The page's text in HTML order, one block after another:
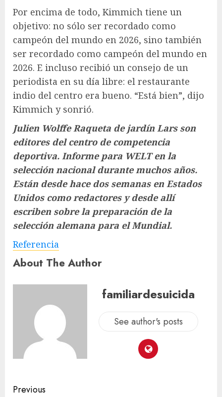
Por encima de todo, Kimmich tiene un
objetivo: no sólo ser recordado como
campeón del mundo en 2026, sino también
ser recordado como campeón del mundo en
2026. E incluso recibió un consejo de un
periodista en su día libre: el restaurante
indio del centro era bueno. “Está bien”, dijo
Kimmich y sonrió.
Julien WolffeRaqueta de jardín Larsson
editores del centro de competencia
deportiva. Informe para WELTen la
selección nacional durante muchos años.
Están desde hace dos semanas en Estados
Unidos como redactores y desde allí
escriben sobre la preparación de la
selección alemana para el Mundial.
Referencia
About The Author
familiardesuicida
See author's posts
Previous